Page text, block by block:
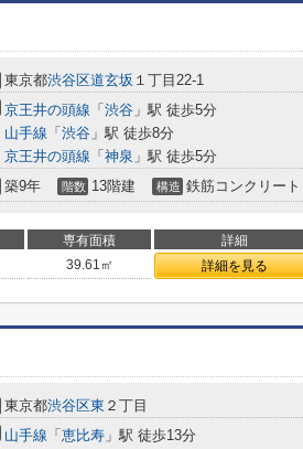
東京都渋谷区道玄坂 １丁目22-1
京王井の頭線 「 渋谷 」駅 徒歩5分
山手線 「 渋谷 」駅 徒歩8分
京王井の頭線 「 神泉 」駅 徒歩5分
築9年 階数 13階建 構造 鉄筋コンクリート
専有面積 詳細
39.61㎡ 詳細を見る
東京都渋谷区東 ２丁目
山手線 「 恵比寿 」駅 徒歩13分